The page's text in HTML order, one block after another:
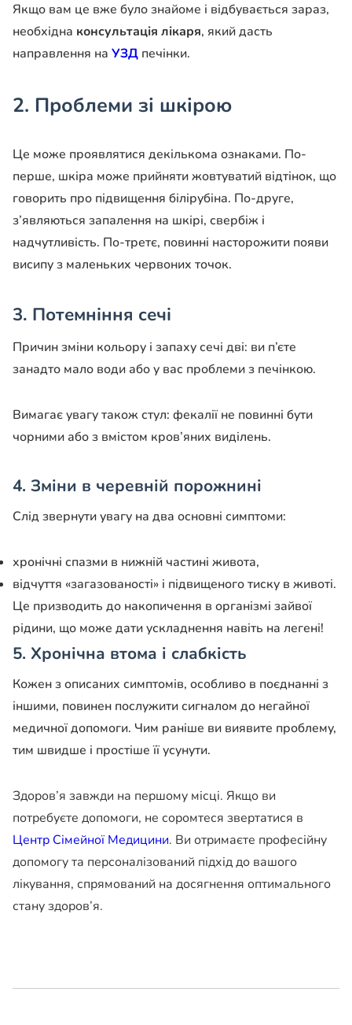
Якщо вам це вже було знайоме і відбувається зараз,
необхідна консультація лікаря, який дасть
направлення на УЗД печінки.
2. Проблеми зі шкірою
Це може проявлятися декількома ознаками. По-
перше, шкіра може прийняти жовтуватий відтінок, що
говорить про підвищення білірубіна. По-друге,
з’являються запалення на шкірі, свербіж і
надчутливість. По-третє, повинні насторожити появи
висипу з маленьких червоних точок.
3. Потемніння сечі
Причин зміни кольору і запаху сечі дві: ви п’єте
занадто мало води або у вас проблеми з печінкою.
Вимагає увагу також стул: фекалії не повинні бути
чорними або з вмістом кров’яних виділень.
4. Зміни в черевній порожнині
Слід звернути увагу на два основні симптоми:
хронічні спазми в нижній частині живота,
відчуття «загазованості» і підвищеного тиску в животі.
Це призводить до накопичення в організмі зайвої
рідини, що може дати ускладнення навіть на легені!
5. Хронічна втома і слабкість
Кожен з описаних симптомів, особливо в поєднанні з
іншими, повинен послужити сигналом до негайної
медичної допомоги. Чим раніше ви виявите проблему,
тим швидше і простіше її усунути.
Здоров’я завжди на першому місці. Якщо ви
потребуєте допомоги, не соромтеся звертатися в
Центр Сімейної Медицини. Ви отримаєте професійну
допомогу та персоналізований підхід до вашого
лікування, спрямований на досягнення оптимального
стану здоров’я.